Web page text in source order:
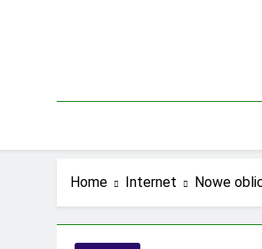
Home Internet Nowe